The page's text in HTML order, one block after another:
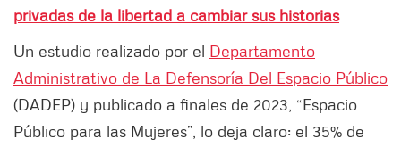
privadas de la libertad a cambiar sus historias
Un estudio realizado por el Departamento
Administrativo de La Defensoría Del Espacio Público
(DADEP) y publicado a finales de 2023, “Espacio
Público para las Mujeres”, lo deja claro: el 35% de